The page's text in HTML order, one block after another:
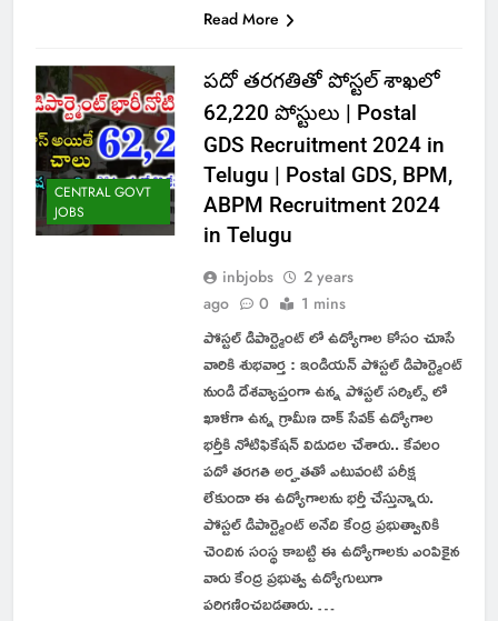
Read More
CENTRAL GOVT
JOBS
పదో తరగతితో పోస్టల్ శాఖలో
62,220 పోస్టులు | Postal
GDS Recruitment 2024 in
Telugu | Postal GDS, BPM,
ABPM Recruitment 2024
in Telugu
inbjobs
2 years
ago
0 1 mins
పోస్టల్ డిపార్ట్మెంట్ లో ఉద్యోగాల కోసం చూసే
వారికి శుభవార్త : ఇండియన్ పోస్టల్ డిపార్ట్మెంట్
నుండి దేశవ్యాప్తంగా ఉన్న పోస్టల్ సర్కిల్స్ లో
ఖాళీగా ఉన్న గ్రామీణ డాక్ సేవక్ ఉద్యోగాల
భర్తీకి నోటిఫికేషన్ విడుదల చేశారు.. కేవలం
పదో తరగతి అర్హతతో ఎటువంటి పరీక్ష
లేకుండా ఈ ఉద్యోగాలను భర్తీ చేస్తున్నారు.
పోస్టల్ డిపార్ట్మెంట్ అనేది కేంద్ర ప్రభుత్వానికి
చెందిన సంస్థ కాబట్టి ఈ ఉద్యోగాలకు ఎంపికైన
వారు కేంద్ర ప్రభుత్వ ఉద్యోగులుగా
పరిగణించబడతారు. …